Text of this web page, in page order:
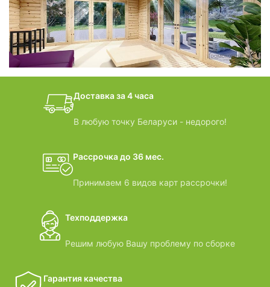
БАНИ-БОЧКИ
дачные домики
ВИДЕООБЗОРЫ
Доставка за 4 часа
В любую точку Беларуси - недорого!
Рассрочка до 36 мес.
Принимаем 6 видов карт рассрочки!
Техподдержка
Решим любую Вашу проблему по сборке
Гарантия качества